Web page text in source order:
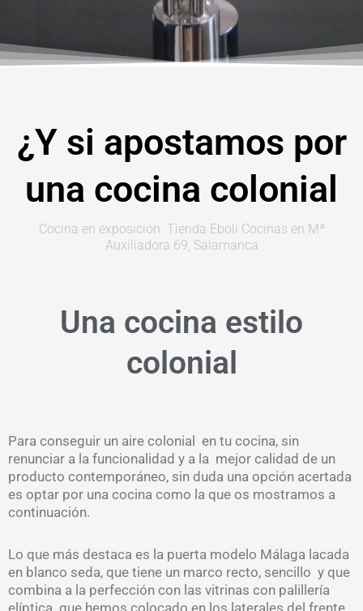
¿Y si apostamos por
una cocina colonial
Cocina en exposición .Tienda Eboli Cocinas en Mª
Auxiliadora 69, Salamanca
Una cocina estilo
colonial
Para conseguir un aire colonial en tu cocina, sin
renunciar a la funcionalidad y a la mejor calidad de un
producto contemporáneo, sin duda una opción acertada
es optar por una cocina como la que os mostramos a
continuación.
Lo que más destaca es la puerta modelo Málaga lacada
en blanco seda, que tiene un marco recto, sencillo y que
combina a la perfección con las vitrinas con palillería
elíptica que hemos colocado en los laterales del frente